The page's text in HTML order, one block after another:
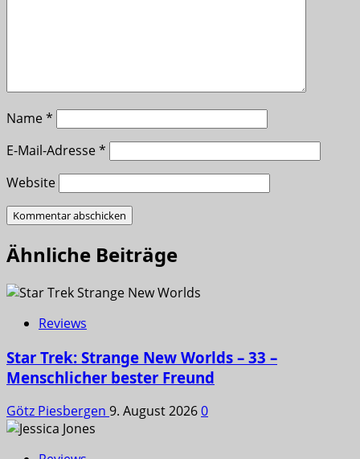
Name*
E-Mail-Adresse*
Website
Ähnliche Beiträge
Reviews
Star Trek: Strange New Worlds – 33 –
Menschlicher bester Freund
Götz Piesbergen 9. August 20260